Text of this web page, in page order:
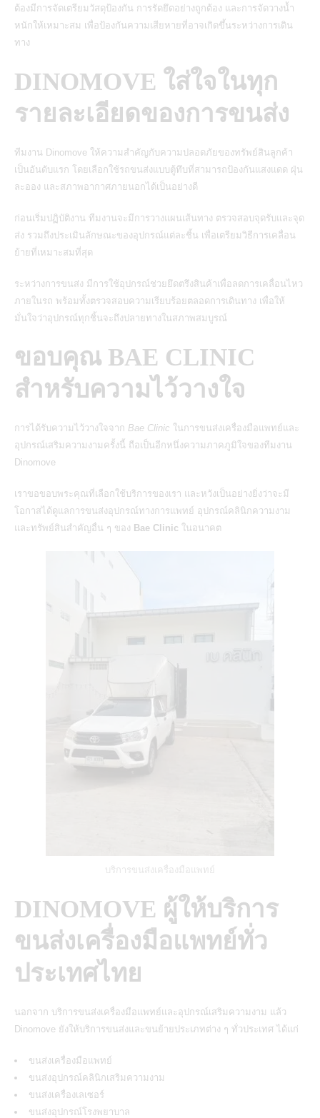
ต้องมีการจัดเตรียมวัสดุป้องกัน การรัดยึดอย่างถูกต้อง และการจัดวางน้ำ
หนักให้เหมาะสม เพื่อป้องกันความเสียหายที่อาจเกิดขึ้นระหว่างการเดิน
ทาง
DINOMOVE ใส่ใจในทุก
รายละเอียดของการขนส่ง
ทีมงาน Dinomove ให้ความสำคัญกับความปลอดภัยของทรัพย์สินลูกค้า
เป็นอันดับแรก โดยเลือกใช้รถขนส่งแบบตู้ทึบที่สามารถป้องกันแสงแดด ฝุ่น
ละออง และสภาพอากาศภายนอกได้เป็นอย่างดี
ก่อนเริ่มปฏิบัติงาน ทีมงานจะมีการวางแผนเส้นทาง ตรวจสอบจุดรับและจุด
ส่ง รวมถึงประเมินลักษณะของอุปกรณ์แต่ละชิ้น เพื่อเตรียมวิธีการเคลื่อน
ย้ายที่เหมาะสมที่สุด
ระหว่างการขนส่ง มีการใช้อุปกรณ์ช่วยยึดตรึงสินค้าเพื่อลดการเคลื่อนไหว
ภายในรถ พร้อมทั้งตรวจสอบความเรียบร้อยตลอดการเดินทาง เพื่อให้
มั่นใจว่าอุปกรณ์ทุกชิ้นจะถึงปลายทางในสภาพสมบูรณ์
ขอบคุณ BAE CLINIC
สำหรับความไว้วางใจ
การได้รับความไว้วางใจจาก Bae Clinic ในการขนส่งเครื่องมือแพทย์และ
อุปกรณ์เสริมความงามครั้งนี้ ถือเป็นอีกหนึ่งความภาคภูมิใจของทีมงาน
Dinomove
เราขอขอบพระคุณที่เลือกใช้บริการของเรา และหวังเป็นอย่างยิ่งว่าจะมี
โอกาสได้ดูแลการขนส่งอุปกรณ์ทางการแพทย์ อุปกรณ์คลินิกความงาม
และทรัพย์สินสำคัญอื่น ๆ ของ Bae Clinic ในอนาคต
บริการขนส่งเครื่องมือแพทย์
DINOMOVE ผู้ให้บริการ
ขนส่งเครื่องมือแพทย์ทั่ว
ประเทศไทย
นอกจาก บริการขนส่งเครื่องมือแพทย์และอุปกรณ์เสริมความงาม แล้ว
Dinomove ยังให้บริการขนส่งและขนย้ายประเภทต่าง ๆ ทั่วประเทศ ได้แก่
ขนส่งเครื่องมือแพทย์
ขนส่งอุปกรณ์คลินิกเสริมความงาม
ขนส่งเครื่องเลเซอร์
ขนส่งอุปกรณ์โรงพยาบาล